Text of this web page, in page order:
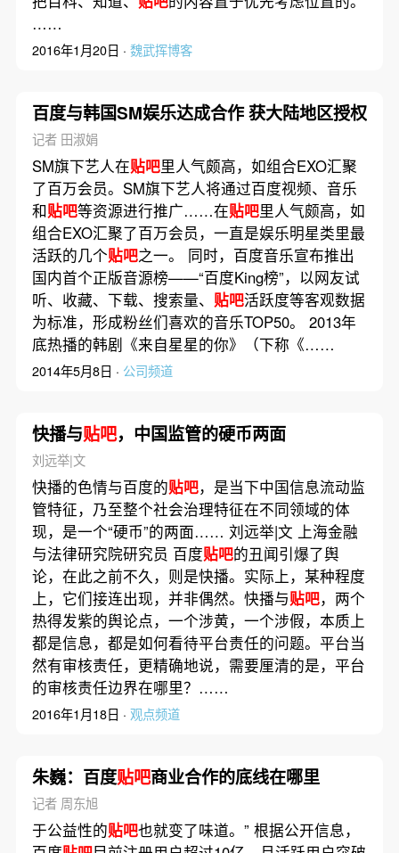
……
2016年1月20日 · 魏武挥博客
百度与韩国SM娱乐达成合作 获大陆地区授权
记者 田淑娟
SM旗下艺人在贴吧里人气颇高，如组合EXO汇聚
了百万会员。SM旗下艺人将通过百度视频、音乐
和贴吧等资源进行推广……在贴吧里人气颇高，如
组合EXO汇聚了百万会员，一直是娱乐明星类里最
活跃的几个贴吧之一。 同时，百度音乐宣布推出
国内首个正版音源榜——“百度King榜”，以网友试
听、收藏、下载、搜索量、 贴吧活跃度等客观数据
为标准，形成粉丝们喜欢的音乐TOP50。 2013年
底热播的韩剧《来自星星的你》（下称《……
2014年5月8日 · 公司频道
快播与贴吧，中国监管的硬币两面
刘远举|文
快播的色情与百度的贴吧，是当下中国信息流动监
管特征，乃至整个社会治理特征在不同领域的体
现，是一个“硬币”的两面…… 刘远举|文 上海金融
与法律研究院研究员 百度贴吧的丑闻引爆了舆
论，在此之前不久，则是快播。实际上，某种程度
上，它们接连出现，并非偶然。快播与贴吧，两个
热得发紫的舆论点，一个涉黄，一个涉假，本质上
都是信息，都是如何看待平台责任的问题。平台当
然有审核责任，更精确地说，需要厘清的是，平台
的审核责任边界在哪里？……
2016年1月18日 · 观点频道
朱巍：百度贴吧商业合作的底线在哪里
记者 周东旭
于公益性的贴吧也就变了味道。” 根据公开信息，